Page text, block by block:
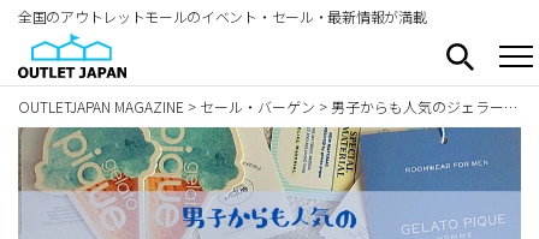
全国のアウトレットモールのイベント・セール・最新情報が満載
OUTLETJAPAN MAGAZINE > セール・バーゲン > 男子からも人気のジェラートピケ！セールでお得に購入しよう